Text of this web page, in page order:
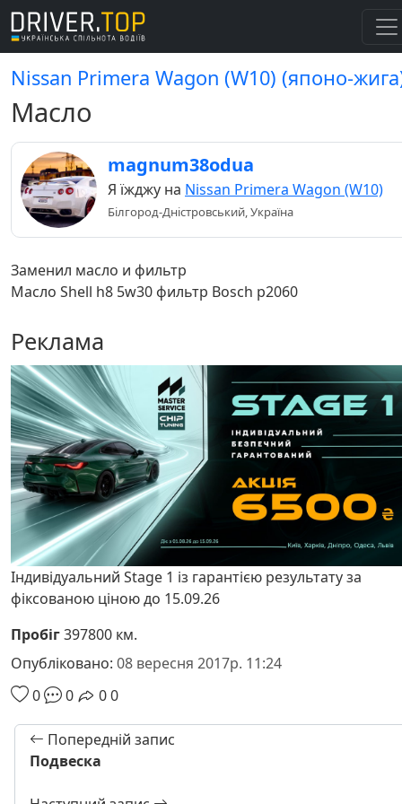
Nissan Primera Wagon (W10) (японо-
Масло
magnum38odua
Я їжджу на Nissan Primera Wagon (W10)
Білгород-Дністровський, Україна
Заменил масло и фильтр
Масло Shell h8 5w30 фильтр Bosch p2060
Реклама
Індивідуальний Stage 1 із гарантією результату за
фіксованою ціною до 15.09.26
Пробіг397800 км.
Опубліковано: 08 вересня 2017р. 11:24
0
0 00
Попередній запис
Подвеска